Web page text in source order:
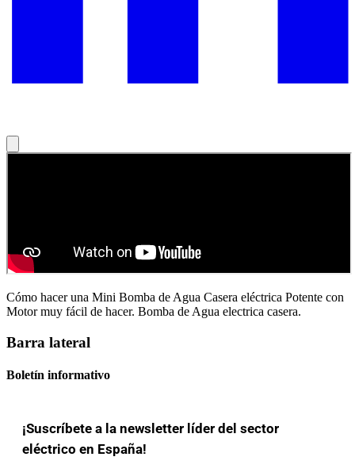
Cómo hacer una Mini Bomba de Agua Casera eléctrica Potente con
Motor muy fácil de hacer. Bomba de Agua electrica casera.
Barra lateral
Boletín informativo
¡Suscríbete a la newsletter líder del sector
eléctrico en España!